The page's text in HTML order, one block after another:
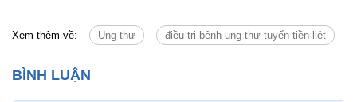
Xem thêm về: Ung thư điều trị bệnh ung thư tuyến tiền liệt